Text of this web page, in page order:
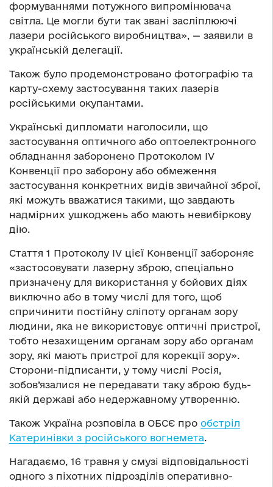
формуваннями потужного випромінювача
світла. Це могли бути так звані засліплюючі
лазери російського виробництва», — заявили в
українській делегації.
Також було продемонстровано фотографію та
карту-схему застосування таких лазерів
російськими окупантами.
Українські дипломати наголосили, що
застосування оптичного або оптоелектронного
обладнання заборонено Протоколом IV
Конвенції про заборону або обмеження
застосування конкретних видів звичайної зброї,
які можуть вважатися такими, що завдають
надмірних ушкоджень або мають невибіркову
дію.
Стаття 1 Протоколу IV цієї Конвенції забороняє
«застосовувати лазерну зброю, спеціально
призначену для використання у бойових діях
виключно або в тому числі для того, щоб
спричинити постійну сліпоту органам зору
людини, яка не використовує оптичні пристрої,
тобто незахищеним органам зору або органам
зору, які мають пристрої для корекції зору».
Сторони-підписанти, у тому числі Росія,
зобов’язалися не передавати таку зброю будь-
якій державі або недержавному утворенню.
Також Україна розповіла в ОБСЄ про обстріл
Катеринівки з російського вогнемета.
Нагадаємо, 16 травня у смузі відповідальності
одного з піхотних підрозділів оперативно-